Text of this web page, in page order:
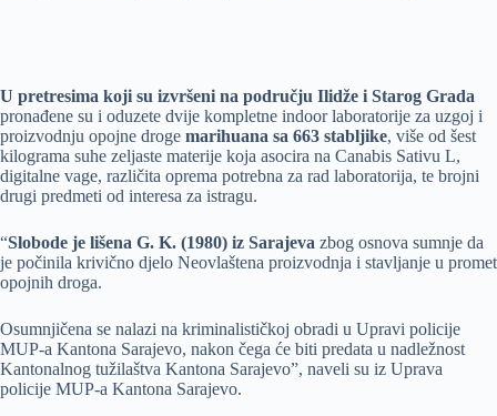
U pretresima koji su izvršeni na području Ilidže i Starog Grada
pronađene su i oduzete dvije kompletne indoor laboratorije za uzgoj i
proizvodnju opojne droge marihuana sa 663 stabljike, više od šest
kilograma suhe zeljaste materije koja asocira na Canabis Sativu L,
digitalne vage, različita oprema potrebna za rad laboratorija, te brojni
drugi predmeti od interesa za istragu.
“Slobode je lišena G. K. (1980) iz Sarajeva zbog osnova sumnje da
je počinila krivično djelo Neovlaštena proizvodnja i stavljanje u promet
opojnih droga.
Osumnjičena se nalazi na kriminalističkoj obradi u Upravi policije
MUP-a Kantona Sarajevo, nakon čega će biti predata u nadležnost
Kantonalnog tužilaštva Kantona Sarajevo”, naveli su iz Uprava
policije MUP-a Kantona Sarajevo.